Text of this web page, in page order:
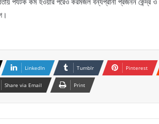
LinkedIn Tumblr Pinterest
Share via Email Print